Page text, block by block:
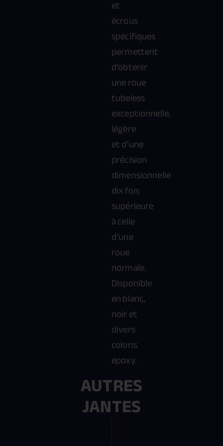
et
écrous
spécifiques
permettent
d’obtenir
une roue
tubeless
exceptionnelle,
légère
et d’une
précision
dimensionnelle
dix fois
supérieure
à celle
d’une
roue
normale.
Disponible
en blanc,
noir et
divers
coloris
époxy.
AUTRES
JANTES